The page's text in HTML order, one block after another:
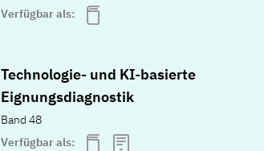
Verfügbar als:
Technologie- und KI-basierte
Eignungsdiagnostik
Band 48
Verfügbar als: